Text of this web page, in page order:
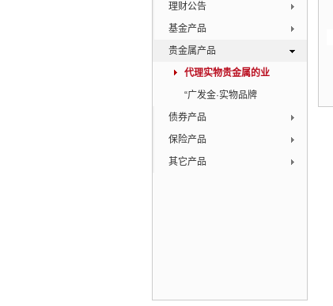
理财公告
基金产品
贵金属产品
代理实物贵金属的业
“广发金·实物品牌
债券产品
保险产品
其它产品